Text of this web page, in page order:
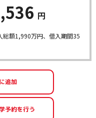
円
総額1,990万円、借入期間35